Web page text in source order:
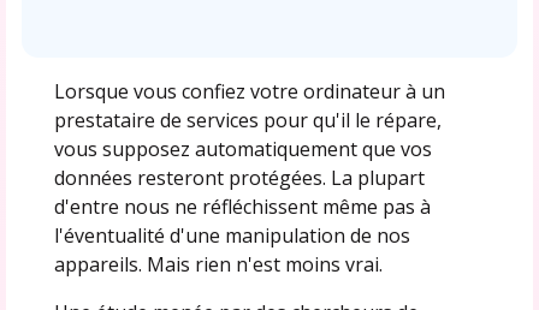
Lorsque vous confiez votre ordinateur à un
prestataire de services pour qu'il le répare,
vous supposez automatiquement que vos
données resteront protégées. La plupart
d'entre nous ne réfléchissent même pas à
l'éventualité d'une manipulation de nos
appareils. Mais rien n'est moins vrai.